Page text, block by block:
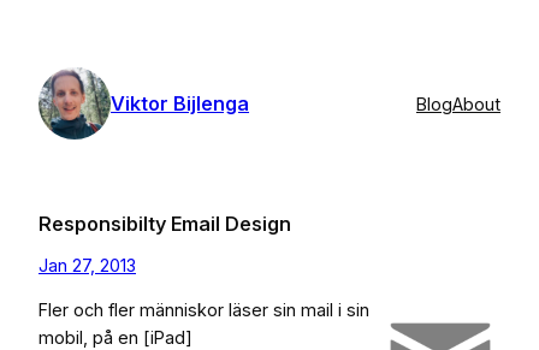
content
Viktor Bijlenga BlogAbout
Responsibilty Email Design
Jan 27, 2013
Fler och fler människor läser sin mail i sin
mobil, på en [iPad]